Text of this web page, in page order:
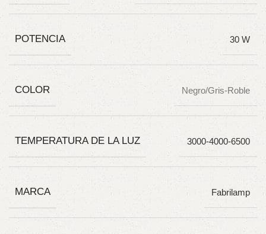
POTENCIA 30 W
COLOR Negro/Gris-Roble
TEMPERATURA DE LA LUZ 3000-4000-6500
MARCA Fabrilamp